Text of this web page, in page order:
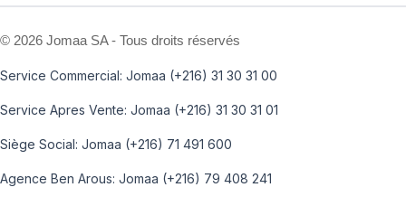
© 2026 Jomaa SA - Tous droits réservés
Service Commercial: Jomaa (+216) 31 30 31 00
Service Apres Vente: Jomaa (+216) 31 30 31 01
Siège Social: Jomaa (+216) 71 491 600
Agence Ben Arous: Jomaa (+216) 79 408 241